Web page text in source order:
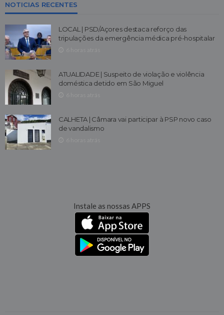
NOTICIAS RECENTES
LOCAL | PSD/Açores destaca reforço das
tripulações da emergência médica pré-hospitalar
ATUALIDADE | Suspeito de violação e violência
doméstica detido em São Miguel
CALHETA | Câmara vai participar à PSP novo caso
de vandalismo
Instale as nossas APPS